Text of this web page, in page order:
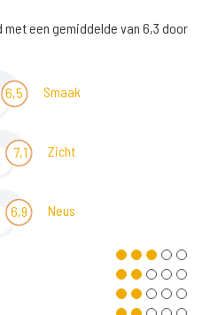
een gemiddelde van 6,3 door
6,5 Smaak
7,1 Zicht
6,9 Neus